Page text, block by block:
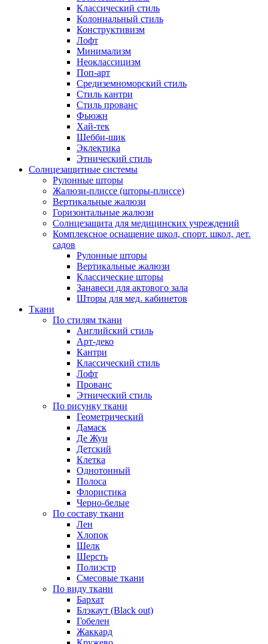
Классический стиль
Колониальный стиль
Конструктивизм
Лофт
Минимализм
Неоклассицизм
Поп-арт
Средиземноморский стиль
Стиль кантри
Стиль прованс
Фьюжн
Хай-тек
Шебби-шик
Эклектика
Этнический стиль
Солнцезащитные системы
Рулонные шторы
Жалюзи-плиссе (шторы-плиссе)
Вертикальные жалюзи
Горизонтальные жалюзи
Солнцезащита для медицинских учреждений
Комплексное оснащение школ, спорт. школ, дет.
садов
Рулонные шторы
Вертикальные жалюзи
Классические шторы
Занавеси для актового зала
Шторы для мед. кабинетов
Ткани
По стилям ткани
Английский стиль
Арт-деко
Кантри
Классический стиль
Лофт
Прованс
Этнический стиль
По рисунку ткани
Геометрический
Дамаск
Де Жуи
Детский
Клетка
Однотонный
Полоса
Флористика
Черно-белые
По составу ткани
Лен
Хлопок
Шелк
Шерсть
Полиэстр
Смесовые ткани
По виду ткани
Бархат
Блэкаут (Black out)
Гобелен
Жаккард